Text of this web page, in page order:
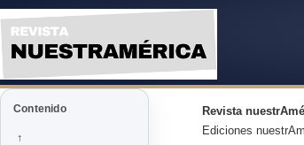
Racialización,
Contenido
↑
Revista
Ediciones